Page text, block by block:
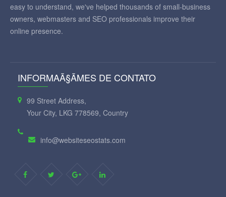
easy to understand, we've helped thousands of small-business
owners, webmasters and SEO professionals improve their
online presence.
INFORMAÃ§ÃΜES DE CONTATO
99 Street Address,
Your City, LKG 778569, Country
info@websiteseostats.com